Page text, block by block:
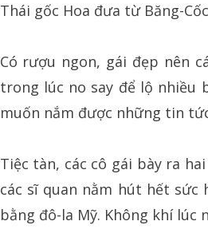
Thái gốc Hoa đưa từ Băng-
Có rượu ngon, gái đẹp nên
trong lúc no say để lộ nhiều
muốn nắm được những tin
Tiệc tàn, các cô gái bày ra
các sĩ quan nằm hút hết sức
bằng đô-la Mỹ. Không khí lúc